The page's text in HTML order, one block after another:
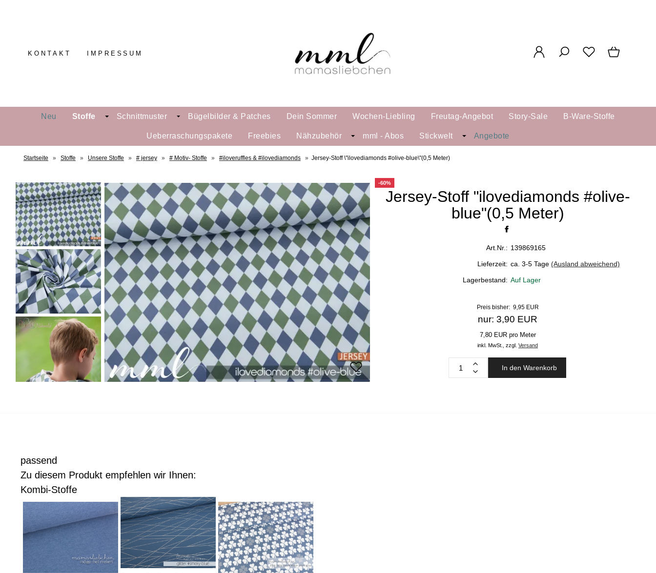
KONTAKT IMPRESSUM
Neu Stoffe Schnittmuster Bügelbilder & Patches Dein Sommer Wochen-Liebling Freutag-Angebot Story-Sale B-Ware-Stoffe
Ueberraschungspakete Freebies Nähzubehör mml - Abos Stickwelt Angebote
Startseite » Stoffe » Unsere Stoffe » # jersey » # Motiv- Stoffe » #iloveruffles & #ilovediamonds » Jersey-Stoff \"ilovediamonds #olive-blue\"(0,5 Meter)
Jersey-Stoff "ilovediamonds #olive-
blue"(0,5 Meter)
-60%
Art.Nr.: 139869165
Lieferzeit: ca. 3-5 Tage (Ausland abweichend)
Lagerbestand: Auf Lager
Preis bisher: 9,95 EUR
nur: 3,90 EUR
7,80 EUR pro Meter
inkl. MwSt., zzgl. Versand
In den Warenkorb
passend
Zu diesem Produkt empfehlen wir Ihnen:
Kombi-Stoffe